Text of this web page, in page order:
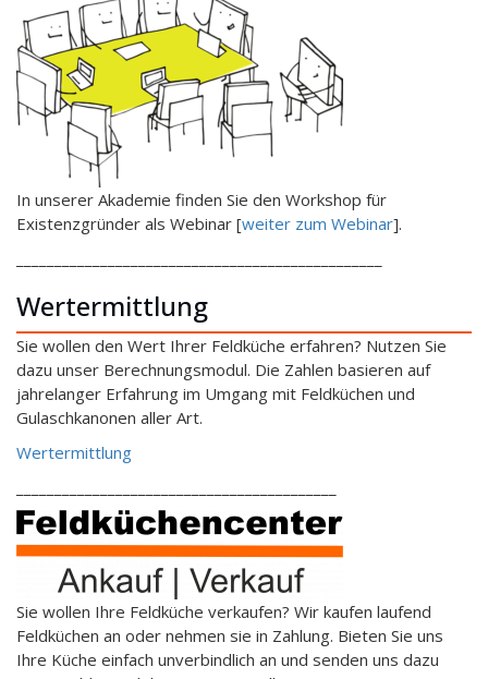
In unserer Akademie finden Sie den Workshop für
Existenzgründer als Webinar [weiter zum Webinar].
Wertermittlung
Sie wollen den Wert Ihrer Feldküche erfahren? Nutzen Sie
dazu unser Berechnungsmodul. Die Zahlen basieren auf
jahrelanger Erfahrung im Umgang mit Feldküchen und
Gulaschkanonen aller Art.
Wertermittlung
Sie wollen Ihre Feldküche verkaufen? Wir kaufen laufend
Feldküchen an oder nehmen sie in Zahlung. Bieten Sie uns
Ihre Küche einfach unverbindlich an und senden uns dazu